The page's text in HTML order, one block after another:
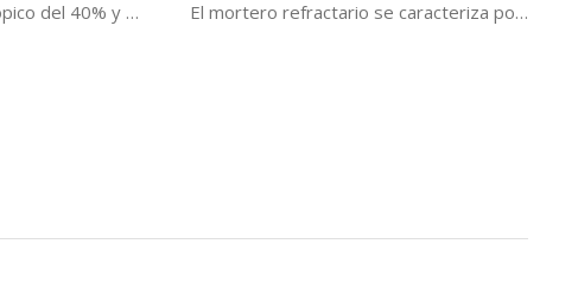
Hormigón denso tixotrópico del 40% y 50% de alúmina, en base chamota. Se caracteriza por su alta resistencia mecánica y resistencia al choque térmico. El mortero refractario se caracteriza por su buena adhesión. Útil para la unión de piezas aptas para soportar altas temperaturas como ladrillos y losetas refractarias. Se sirve en cubos de 5 kg.